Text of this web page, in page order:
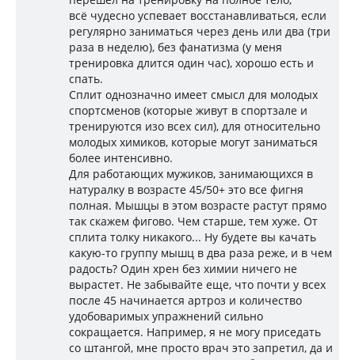
всё чудесно успевает восстанавливаться, если
регулярно заниматься через день или два (три
раза в неделю), без фанатизма (у меня
тренировка длится один час), хорошо есть и
спать.
Сплит однозначно имеет смысл для молодых
спортсменов (которые живут в спортзале и
тренируются изо всех сил), для относительно
молодых химиков, которые могут заниматься
более интенсивно.
Для работающих мужиков, занимающихся в
натуралку в возрасте 45/50+ это все фигня
полная. Мышцы в этом возрасте растут прямо
так скажем фигово. Чем старше, тем хуже. От
сплита толку никакого... Ну будете вы качать
какую-то группу мышц в два раза реже, и в чем
радость? Один хрен без химии ничего не
вырастет. Не забывайте еще, что почти у всех
после 45 начинается артроз и количество
удобоваримых упражнений сильно
сокращается. Например, я не могу приседать
со штангой, мне просто врач это запретил, да и